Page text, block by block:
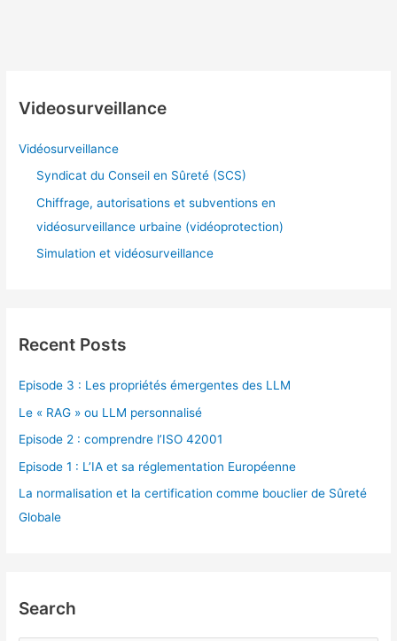
Videosurveillance
Vidéosurveillance
Syndicat du Conseil en Sûreté (SCS)
Chiffrage, autorisations et subventions en
vidéosurveillance urbaine (vidéoprotection)
Simulation et vidéosurveillance
Recent Posts
Episode 3 : Les propriétés émergentes des LLM
Le « RAG » ou LLM personnalisé
Episode 2 : comprendre l’ISO 42001
Episode 1 : L’IA et sa réglementation Européenne
La normalisation et la certification comme bouclier de Sûreté
Globale
Search